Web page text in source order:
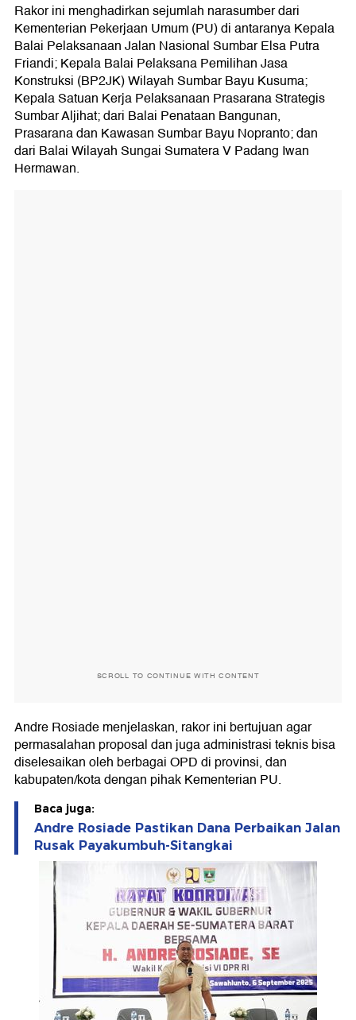
Rakor ini menghadirkan sejumlah narasumber dari
Kementerian Pekerjaan Umum (PU) di antaranya Kepala
Balai Pelaksanaan Jalan Nasional Sumbar Elsa Putra
Friandi; Kepala Balai Pelaksana Pemilihan Jasa
Konstruksi (BP2JK) Wilayah Sumbar Bayu Kusuma;
Kepala Satuan Kerja Pelaksanaan Prasarana Strategis
Sumbar Aljihat; dari Balai Penataan Bangunan,
Prasarana dan Kawasan Sumbar Bayu Nopranto; dan
dari Balai Wilayah Sungai Sumatera V Padang Iwan
Hermawan.
SCROLL TO CONTINUE WITH CONTENT
Andre Rosiade menjelaskan, rakor ini bertujuan agar
permasalahan proposal dan juga administrasi teknis bisa
diselesaikan oleh berbagai OPD di provinsi, dan
kabupaten/kota dengan pihak Kementerian PU.
Baca juga:
Andre Rosiade Pastikan Dana Perbaikan Jalan
Rusak Payakumbuh-Sitangkai